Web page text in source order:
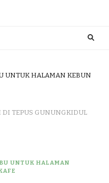
WULUNG
HITAM
UNTUK HALAMAN KEBUN
DI TEPUS GUNUNGKIDUL
UNTUK HALAMAN